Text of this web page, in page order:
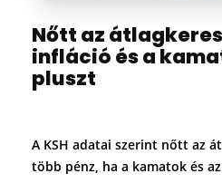
Nőtt az
infláció és a
pluszt
A KSH adatai szerint nőtt az
több pénz, ha a kamatok és